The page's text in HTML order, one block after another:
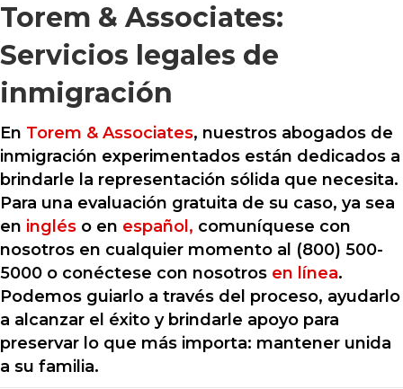
Torem & Associates:
Servicios legales de
inmigración
En Torem & Associates, nuestros abogados de
inmigración experimentados están dedicados a
brindarle la representación sólida que necesita.
Para una evaluación gratuita de su caso, ya sea
en inglés o en español, comuníquese con
nosotros en cualquier momento al (800) 500-
5000 o conéctese con nosotros en línea.
Podemos guiarlo a través del proceso, ayudarlo
a alcanzar el éxito y brindarle apoyo para
preservar lo que más importa: mantener unida
a su familia.